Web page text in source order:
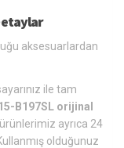
aksesuarlardan
ile tam
B197SL orijinal
ayrıca 24
olduğunuz